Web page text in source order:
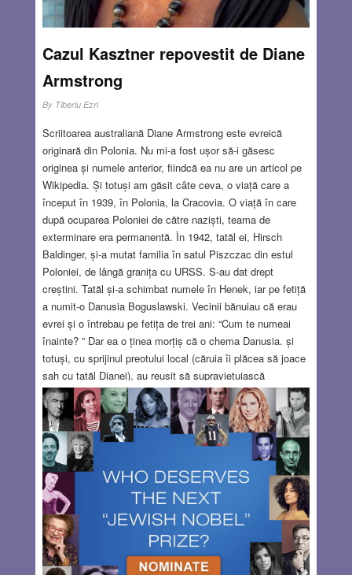
Cazul Kasztner repovestit de Diane
Armstrong
By Tiberiu Ezri
Scriitoarea australiană Diane Armstrong este evreică
originară din Polonia. Nu mi-a fost ușor să-i găsesc
originea și numele anterior, fiindcă ea nu are un articol pe
Wikipedia. Și totuși am găsit câte ceva, o viață care a
început în 1939, în Polonia, la Cracovia. O viață în care
după ocuparea Poloniei de către naziști, teama de
exterminare era permanentă. În 1942, tatăl ei, Hirsch
Baldinger, și-a mutat familia în satul Piszczac din estul
Poloniei, de lângă granița cu URSS. S-au dat drept
creștini. Tatăl și-a schimbat numele în Henek, iar pe fetiță
a numit-o Danusia Boguslawski. Vecinii bănuiau că erau
evrei și o întrebau pe fetița de trei ani: “Cum te numeai
înainte? ” Dar ea o ținea morțiș că o chema Danusia. și
totuși, cu sprijinul preotului local (căruia îi plăcea să joace
șah cu tatăl Dianei), au reușit să supraviețuiască
războiului. Diane și-a publicat majoritatea cărților în anii
2000, când trecuse de 60 de ani. Cartea Mosaic descrie
cinci generații ale familiei Baldinger, începând din Cracovia
în 1890. Cartea The Voyage of Their Life: The Story of the
SS Derna and its Passengers descrie drumul lor cu
vaporul spre Australia, în 1948, care a durat trei luni.
Cartea Nocturne, distinsă cu multe premii, povestește
despre revolta ghetoului din Varșovia și rezistența
poloneză. Dar a publicat și multe alte cărți. Cartea The
Collaborator (Colaboratorul) a apărut în 2019. Este un
roman de mare succes, care îmbină date istorice reale